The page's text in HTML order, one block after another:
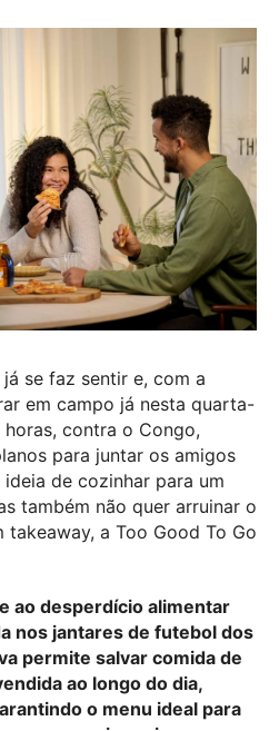
se faz sentir e, com a
em campo já nesta quarta-
horas, contra o Congo,
para juntar os amigos
de cozinhar para um
também não quer arruinar o
a Too Good To Go
ao desperdício alimentar
nos jantares de futebol dos
permite salvar comida de
ao longo do dia,
o menu ideal para